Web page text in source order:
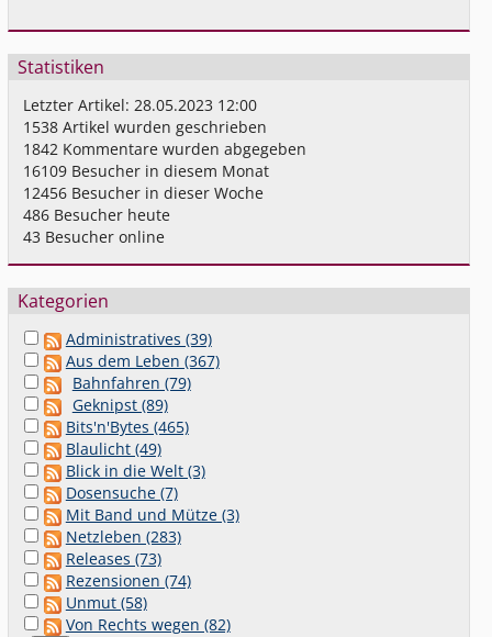
Statistiken
Letzter Artikel:28.05.2023 12:00
1538 Artikel wurden geschrieben
1842 Kommentare wurden abgegeben
16109 Besucher in diesem Monat
12456 Besucher in dieser Woche
486 Besucher heute
43 Besucher online
Kategorien
Administratives (39)
Aus dem Leben (367)
Bahnfahren (79)
Geknipst (89)
Bits'n'Bytes (465)
Blaulicht (49)
Blick in die Welt (3)
Dosensuche (7)
Mit Band und Mütze (3)
Netzleben (283)
Releases (73)
Rezensionen (74)
Unmut (58)
Von Rechts wegen (82)